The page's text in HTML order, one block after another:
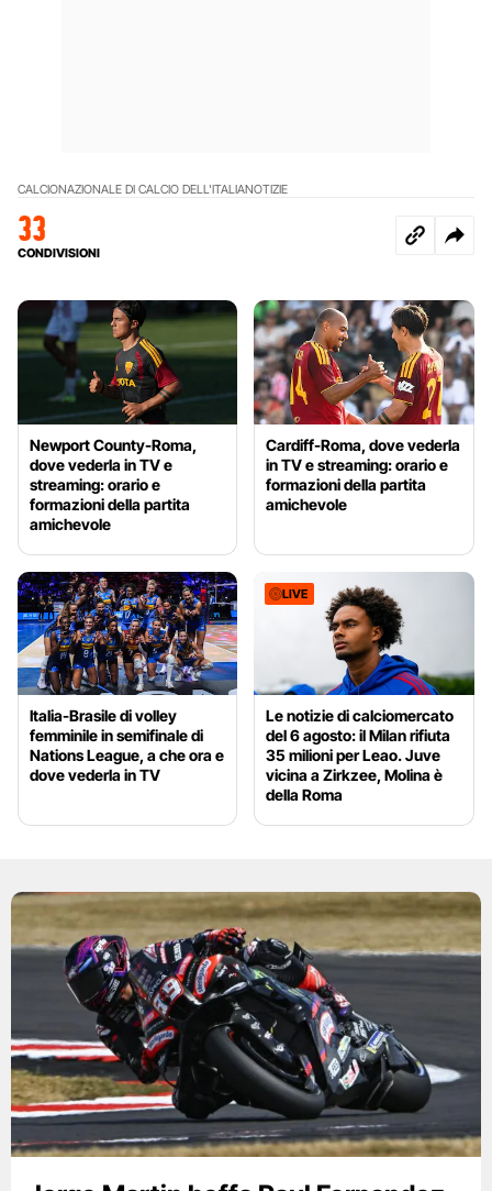
CALCIONAZIONALE DI CALCIO DELL'ITALIANOTIZIE
33
CONDIVISIONI
Newport County-Roma,
dove vederla in TV e
streaming: orario e
formazioni della partita
amichevole
Cardiff-Roma, dove vederla
in TV e streaming: orario e
formazioni della partita
amichevole
Italia-Brasile di volley
femminile in semifinale di
Nations League, a che ora e
dove vederla in TV
LIVE
Le notizie di calciomercato
del 6 agosto: il Milan rifiuta
35 milioni per Leao. Juve
vicina a Zirkzee, Molina è
della Roma